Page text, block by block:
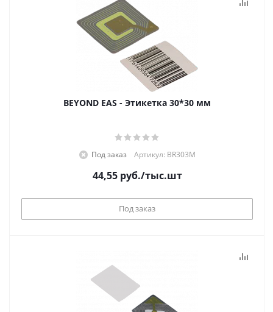
BEYOND EAS - Этикетка 30*30 мм
Под заказ Артикул: BR303M
44,55руб./тыс.шт
Под заказ